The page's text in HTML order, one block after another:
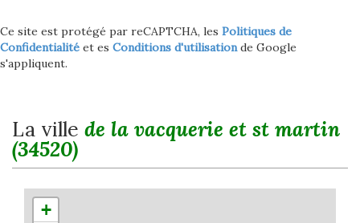
Ce site est protégé par reCAPTCHA, les Politiques de
Confidentialité et es Conditions d'utilisationde Google
s'appliquent.
la ville de la vacquerie et st martin
(34520)
+